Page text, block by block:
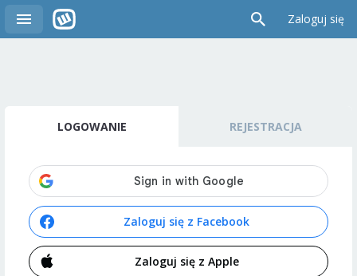
Zaloguj się
LOGOWANIE REJESTRACJA
Zaloguj się z Facebook
Zaloguj się z Apple